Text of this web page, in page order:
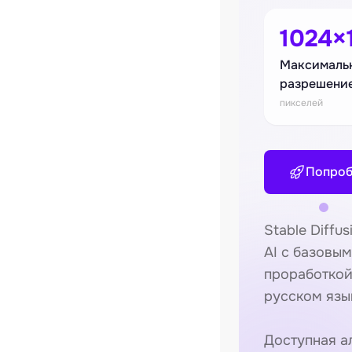
пикселей
Stable
AI с
русском
Доступная